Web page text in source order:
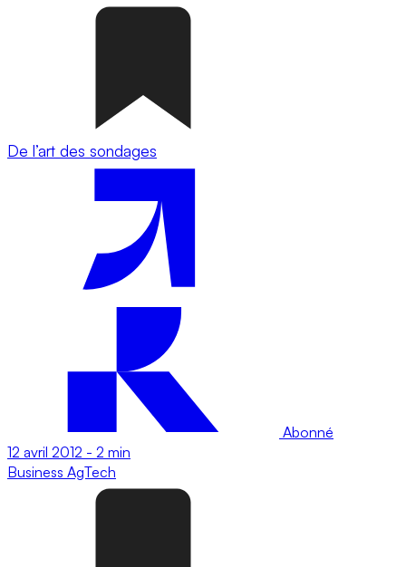
De l’art des sondages
Abonné
12 avril 2012 - 2 min
Business AgTech